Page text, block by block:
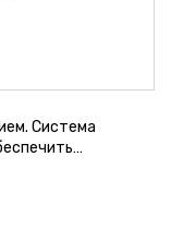
Система
доступной цене.
в легком
потребности